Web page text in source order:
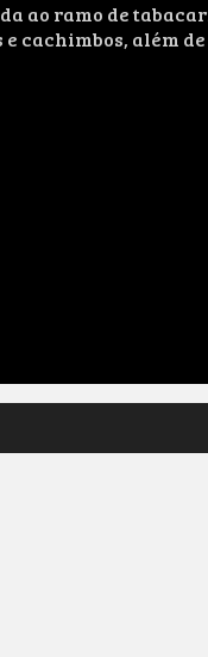
ao ramo de
cachimbos, além